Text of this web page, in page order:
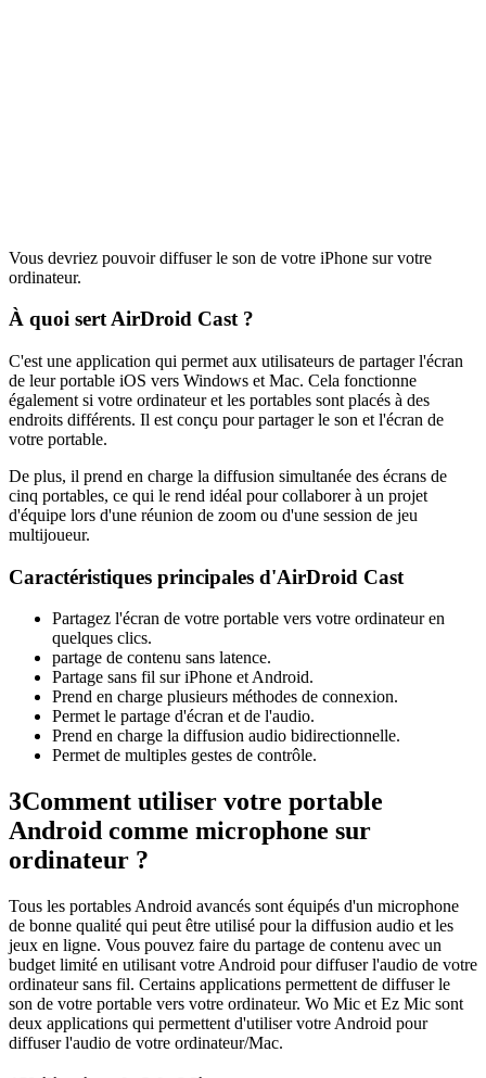
Vous devriez pouvoir diffuser le son de votre iPhone sur votre
ordinateur.
À quoi sert AirDroid Cast ?
C'est une application qui permet aux utilisateurs de partager l'écran
de leur portable iOS vers Windows et Mac. Cela fonctionne
également si votre ordinateur et les portables sont placés à des
endroits différents. Il est conçu pour partager le son et l'écran de
votre portable.
De plus, il prend en charge la diffusion simultanée des écrans de
cinq portables, ce qui le rend idéal pour collaborer à un projet
d'équipe lors d'une réunion de zoom ou d'une session de jeu
multijoueur.
Caractéristiques principales d'AirDroid Cast
Partagez l'écran de votre portable vers votre ordinateur en
quelques clics.
partage de contenu sans latence.
Partage sans fil sur iPhone et Android.
Prend en charge plusieurs méthodes de connexion.
Permet le partage d'écran et de l'audio.
Prend en charge la diffusion audio bidirectionnelle.
Permet de multiples gestes de contrôle.
3Comment utiliser votre portable
Android comme microphone sur
ordinateur ?
Tous les portables Android avancés sont équipés d'un microphone
de bonne qualité qui peut être utilisé pour la diffusion audio et les
jeux en ligne. Vous pouvez faire du partage de contenu avec un
budget limité en utilisant votre Android pour diffuser l'audio de votre
ordinateur sans fil. Certains applications permettent de diffuser le
son de votre portable vers votre ordinateur. Wo Mic et Ez Mic sont
deux applications qui permettent d'utiliser votre Android pour
diffuser l'audio de votre ordinateur/Mac.